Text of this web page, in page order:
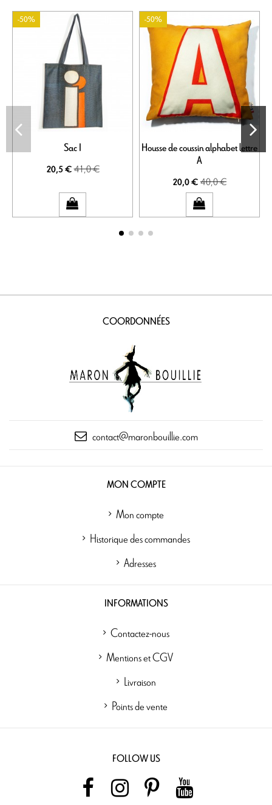
-50%
Sac I
20,5 €41,0 €
-50%
Housse de coussin alphabet lettre
A
20,0 €40,0 €
COORDONNÉES
contact@maronbouillie.com
MON COMPTE
Mon compte
Historique des commandes
Adresses
INFORMATIONS
Contactez-nous
Mentions et CGV
Livraison
Points de vente
FOLLOW US